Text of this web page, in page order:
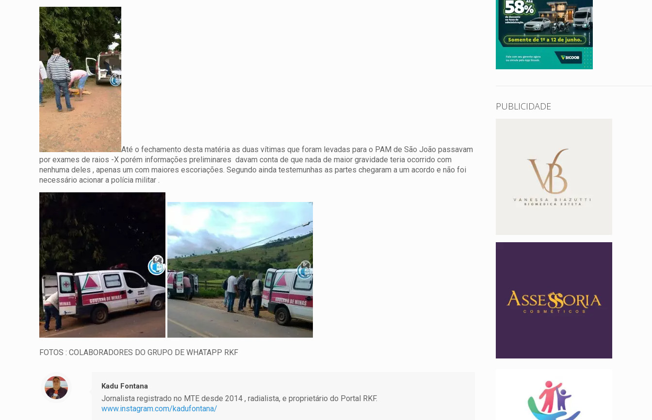
Até o fechamento desta matéria as duas vítimas que foram levadas para o PAM de São João passavam
por exames de raios -X porém informações preliminares davam conta de que nada de maior gravidade teria ocorrido com
nenhuma deles , apenas um com maiores escoriações. Segundo ainda testemunhas as partes chegaram a um acordo e não foi
necessário acionar a polícia militar .
FOTOS : COLABORADORES DO GRUPO DE WHATAPP RKF
Kadu Fontana
Jornalista registrado no MTE desde 2014 , radialista, e proprietário do Portal RKF.
www.instagram.com/kadufontana/
PUBLICIDADE